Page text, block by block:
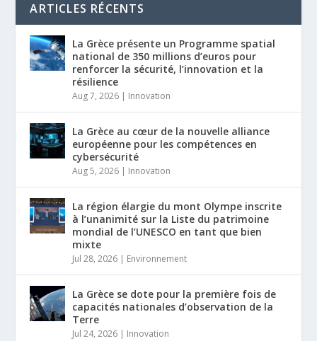
ARTICLES RÉCENTS
La Grèce présente un Programme spatial
national de 350 millions d’euros pour
renforcer la sécurité, l’innovation et la
résilience
Aug 7, 2026 | Innovation
La Grèce au cœur de la nouvelle alliance
européenne pour les compétences en
cybersécurité
Aug 5, 2026 | Innovation
La région élargie du mont Olympe inscrite
à l’unanimité sur la Liste du patrimoine
mondial de l’UNESCO en tant que bien
mixte
Jul 28, 2026 | Environnement
La Grèce se dote pour la première fois de
capacités nationales d’observation de la
Terre
Jul 24, 2026 | Innovation